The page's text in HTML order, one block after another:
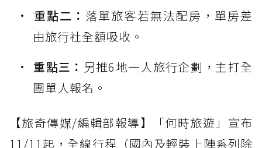
重點二： 落單旅客若無法配房，單房差
由旅行社全額吸收。
重點三： 另推6地一人旅行企劃，主打全
團單人報名。
【旅奇傳媒/編輯部報導】「何時旅遊」宣布
11/11起，全線行程（國內及輕裝上陣系列除